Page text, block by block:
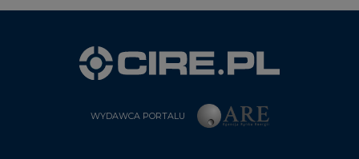
WYDAWCA PORTALU